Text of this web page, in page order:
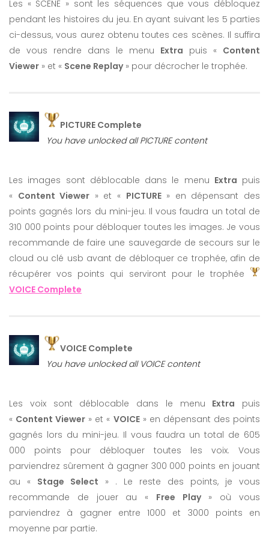
You have reached the « Childhood’s End »
ending (Nadeshiko Kugatachi)
You have reached the « Happy Family » ending
(Nadeshiko Kugatachi)
You have reached the « Every Color » route
(Nadeshiko Kugatachi)
You have reached the « Guardian of Life »
ending (Nadeshiko Kugatachi)
Proclaimed the End » ending (Nadeshiko
Kugatachi)
(Takuma Tsurugi)
You have reached the « Toy-Box Brothers »
route (Takuma Tsurugi)
You have reached the « Bedtime Stories »
You have reached the « Duel on Table » route
You have reached the « Return of The Masked
Princess » ending (Takuma Tsurugi)
Les « SCENE » sont les séquences que vous débloquez
pendant les histoires du jeu. En ayant suivant les 5 parties
ci-dessus, vous aurez obtenu toutes ces scènes. Il suffira
de vous rendre dans le menu Extra puis « Content
Viewer » et « Scene Replay» pour décrocher le trophée.
PICTURE Complete
You have unlocked all PICTURE content
Les images sont déblocable dans le menu Extra puis
« Content Viewer » et « PICTURE» en dépensant des
points gagnés lors du mini-jeu. Il vous faudra un total de
310 000 points pour débloquer toutes les images. Je vous
recommande de faire une sauvegarde de secours sur le
cloud ou clé usb avant de débloquer ce trophée, afin de
récupérer vos points qui serviront pour le trophée
VOICE Complete
VOICE Complete
You have unlocked all VOICE content
Les voix sont déblocable dans le menu Extra puis
« Content Viewer » et « VOICE» en dépensant des points
gagnés lors du mini-jeu. Il vous faudra un total de 605
000 points pour débloquer toutes les voix. Vous
parviendrez sûrement à gagner 300 000 points en jouant
au « Stage Select » . Le reste des points, je vous
recommande de jouer au « Free Play» où vous
parviendrez à gagner entre 1000 et 3000 points en
moyenne par partie.